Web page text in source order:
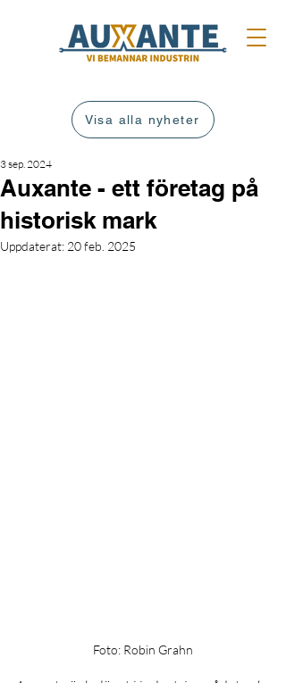
Visa alla nyheter
Auxante - ett företag på
historisk mark
3 sep. 2024
Uppdaterat: 20 feb. 2025
Foto: Robin Grahn